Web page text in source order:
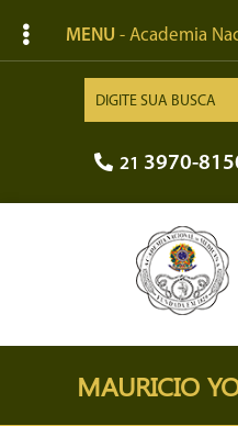
MENU - Academia
21 3970-
MAURICIO